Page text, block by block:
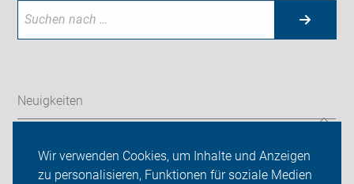
Wir verwenden Cookies, um Inhalte und Anzeigen
zu personalisieren, Funktionen für soziale Medien
Neuigkeiten
Sei dabei